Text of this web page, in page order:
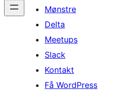
Mønstre
Delta
Meetups
Slack
Kontakt
Få WordPress